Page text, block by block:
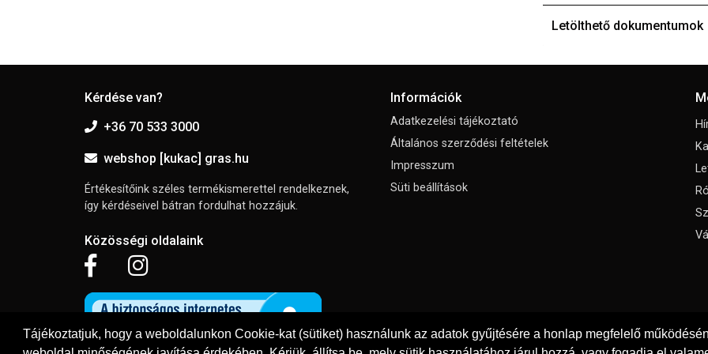
Tájékoztatjuk, hogy a weboldalunkon Cookie-kat (sütiket) használunk az adatok gyűjtésére a honlap megfelelő
Letölthető dokumentumok
Kérdése van?
+36 70 533 3000
webshop [kukac] gras.hu
Értékesítőink széles termékismerettel rendelkeznek,
így kérdéseivel bátran fordulhat hozzájuk.
Közösségi oldalaink
Információk
Adatkezelési tájékoztató
Általános szerződési feltételek
Impresszum
Süti beállítások